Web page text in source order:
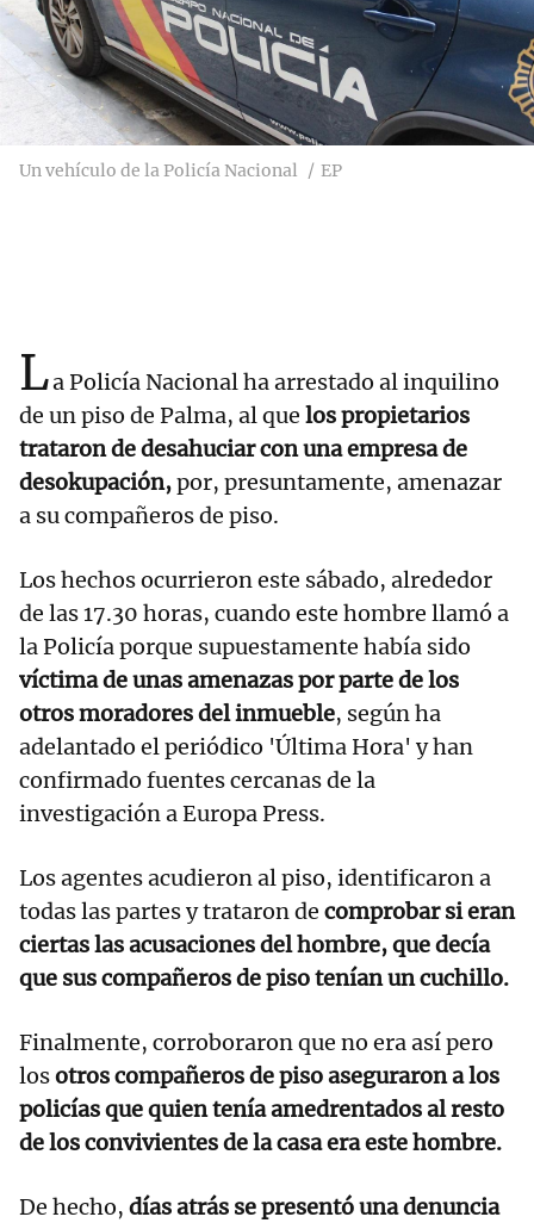
Un vehículo de la Policía Nacional EP
La Policía Nacional ha arrestado al inquilino
de un piso de Palma, al que los propietarios
trataron de desahuciar con una empresa de
desokupación,por, presuntamente, amenazar
a su compañeros de piso.
Los hechos ocurrieron este sábado, alrededor
de las 17.30 horas, cuando este hombre llamó a
la Policía porque supuestamente había sido
víctima de unas amenazas por parte de los
otros moradores del inmueble, según ha
adelantado el periódico 'Última Hora' y han
confirmado fuentes cercanas de la
investigación a Europa Press.
Los agentes acudieron al piso, identificaron a
todas las partes y trataron de comprobar si eran
ciertas las acusaciones del hombre, que decía
que sus compañeros de piso tenían un cuchillo.
Finalmente, corroboraron que no era así pero
losotros compañeros de piso aseguraron a los
policías que quien tenía amedrentados al resto
de los convivientes de la casa era este hombre.
De hecho, días atrás se presentó una denuncia